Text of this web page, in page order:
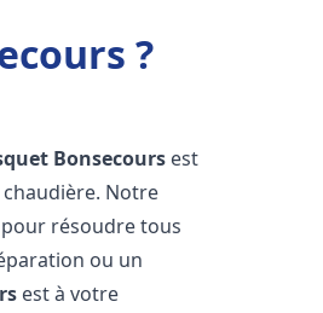
?
Bonsecours est
Notre
résoudre tous
ou un
est à votre